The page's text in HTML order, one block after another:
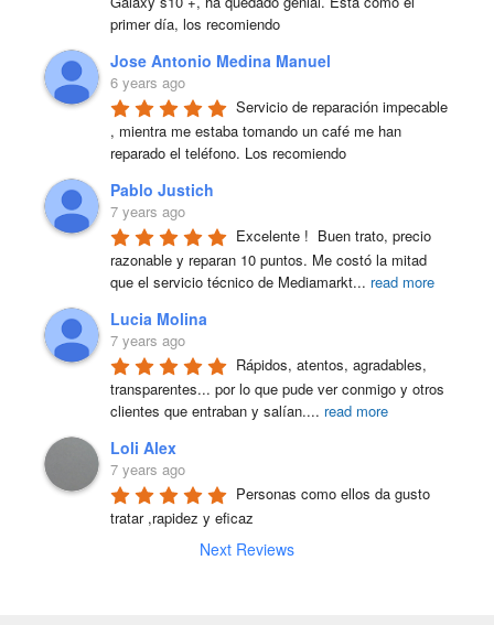
primer día, los recomiendo
Jose Antonio Medina Manuel
6 years ago
Servicio de reparación impecable
, mientra me estaba tomando un café me han
reparado el teléfono. Los recomiendo
Pablo Justich
7 years ago
Excelente !  Buen trato, precio
razonable y reparan 10 puntos. Me costó la mitad
que el servicio técnico de Mediamarkt... read more
Lucia Molina
7 years ago
Rápidos, atentos, agradables,
transparentes... por lo que pude ver conmigo y otros
clientes que entraban y salían.... read more
Loli Alex
7 years ago
Personas como ellos da gusto
tratar ,rapidez y eficaz
Next Reviews